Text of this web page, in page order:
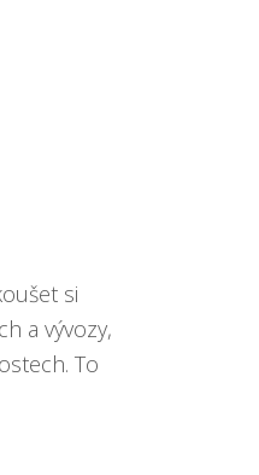
si
a vývozy,
To